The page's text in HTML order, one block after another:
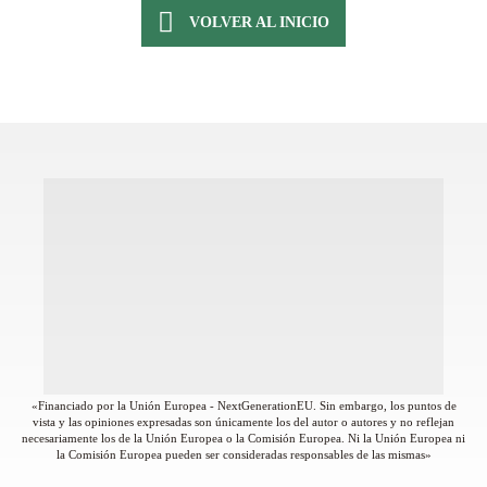
VOLVER AL INICIO
«Financiado por la Unión Europea - NextGenerationEU. Sin embargo, los puntos de
vista y las opiniones expresadas son únicamente los del autor o autores y no reflejan
necesariamente los de la Unión Europea o la Comisión Europea. Ni la Unión Europea ni
la Comisión Europea pueden ser consideradas responsables de las mismas»